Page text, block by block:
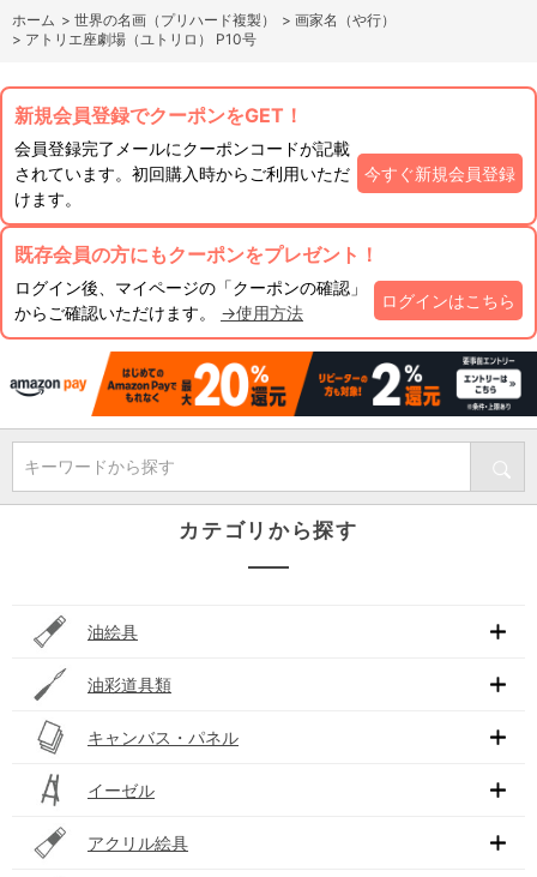
ホーム > 世界の名画（プリハード複製） > 画家名（や行）
> アトリエ座劇場（ユトリロ） P10号
新規会員登録でクーポンをGET！
会員登録完了メールにクーポンコードが記載
されています。初回購入時からご利用いただ
けます。
今すぐ新規会員登録
既存会員の方にもクーポンをプレゼント！
ログイン後、マイページの「クーポンの確認」
からご確認いただけます。 →使用方法
ログインはこちら
キーワードから探す
カテゴリから探す
油絵具
油彩道具類
キャンバス・パネル
イーゼル
アクリル絵具